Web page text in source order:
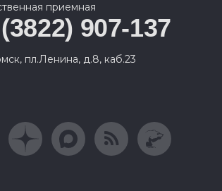
приемная
907-137
пл.Ленина, д.8, каб.23